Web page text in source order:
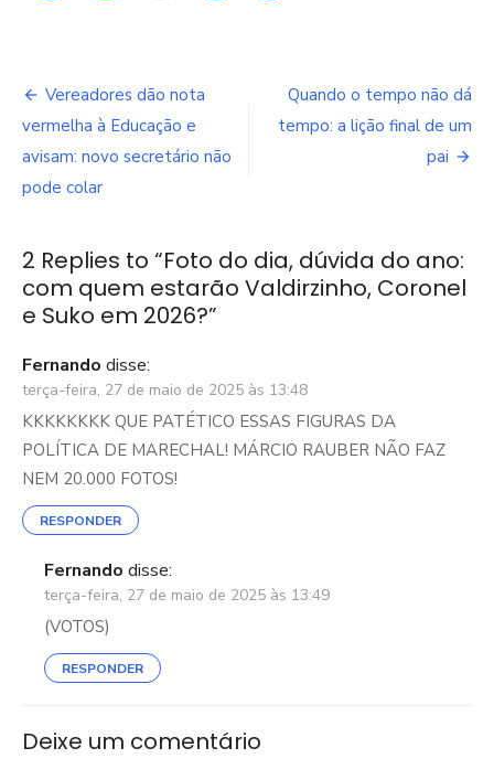
Navegação
de
Post
Vereadores dão nota
vermelha à Educação e
avisam: novo secretário não
pode colar
Quando o tempo não dá
tempo: a lição final de um
pai
2 Replies to “Foto do dia, dúvida do ano:
com quem estarão Valdirzinho, Coronel
e Suko em 2026?”
Fernando disse:
terça-feira, 27 de maio de 2025 às 13:48
KKKKKKKK QUE PATÉTICO ESSAS FIGURAS DA
POLÍTICA DE MARECHAL! MÁRCIO RAUBER NÃO FAZ
NEM 20.000 FOTOS!
RESPONDER
Fernando disse:
terça-feira, 27 de maio de 2025 às 13:49
(VOTOS)
RESPONDER
Deixe um comentário